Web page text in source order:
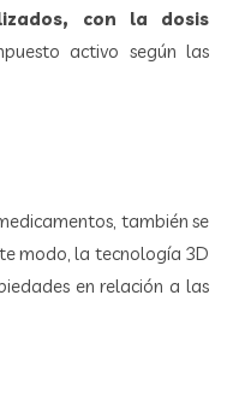
con la dosis
activo según las
también se
modo, la tecnología 3D
en relación a las